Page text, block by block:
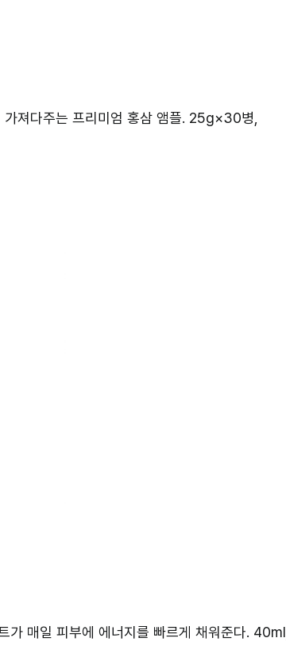
져다주는 프리미엄 홍삼 앰플. 25g×30병,
가 매일 피부에 에너지를 빠르게 채워준다. 40ml,